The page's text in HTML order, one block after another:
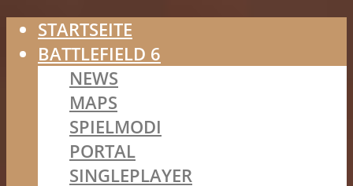
STARTSEITE
BATTLEFIELD 6
NEWS
MAPS
SPIELMODI
PORTAL
SINGLEPLAYER